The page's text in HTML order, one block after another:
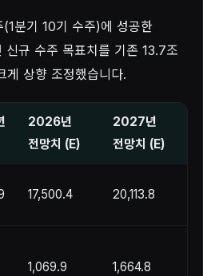
분기 10기 수주)에 성공한
규 수주 목표치를 기존 13.7조
게 상향 조정했습니다.
2026년
전망치 (E)
2027년
전망치 (E)
17,500.4 20,113.8
1,069.9 1,664.8